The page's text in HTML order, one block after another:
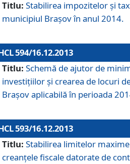
Titlu: Stabilirea impozitelor şi
municipiul Braşov în anul 2014.
594/16.12.2013
Titlu: Schemă de ajutor de
investiţiilor şi crearea de locuri
Braşov aplicabilă în perioada
593/16.12.2013
Titlu: Stabilirea limitelor
creanţele fiscale datorate de